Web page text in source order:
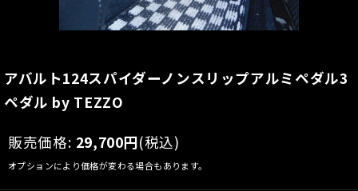
アバルト124スパイダーノンスリップアルミペダル3
ペダル by TEZZO
販売価格: 29,700円(税込)
オプションにより価格が変わる場合もあります。